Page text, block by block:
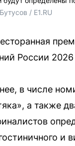
/ E1.RU
России
в числе
а также
и